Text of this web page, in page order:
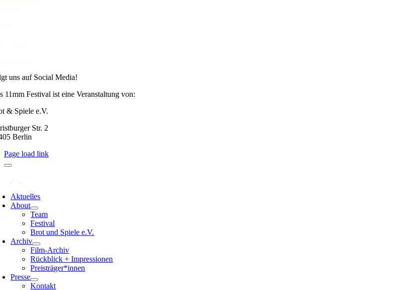
uns auf Social Media!
11mm Festival ist eine Veranstaltung von:
& Spiele e.V.
Str. 2
Berlin
Page load link
Aktuelles
About
Team
Festival
Brot und Spiele e.V.
Archiv
Film-Archiv
Rückblick + Impressionen
Preisträger*innen
Presse
Kontakt